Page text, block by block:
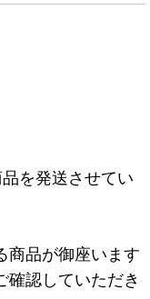
を発送させてい
商品が御座います
確認していただき